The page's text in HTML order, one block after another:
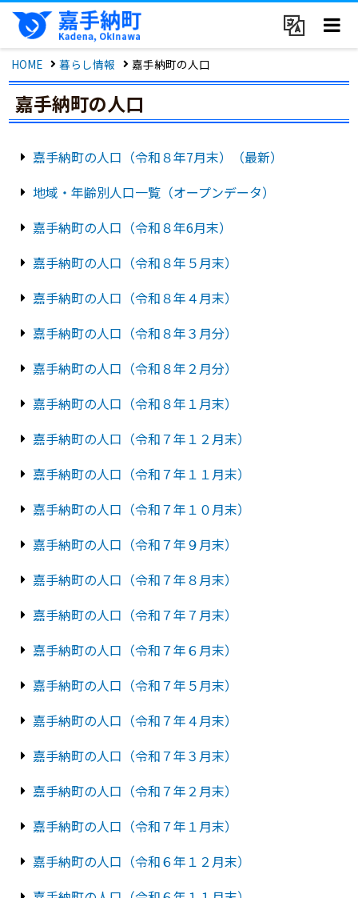
HOME 暮らし情報 嘉手納町の人口
嘉手納町の人口
嘉手納町の人口（令和８年7月末）（最新）
地域・年齢別人口一覧（オープンデータ）
嘉手納町の人口（令和８年6月末）
嘉手納町の人口（令和８年５月末）
嘉手納町の人口（令和８年４月末）
嘉手納町の人口（令和８年３月分）
嘉手納町の人口（令和８年２月分）
嘉手納町の人口（令和８年１月末）
嘉手納町の人口（令和７年１２月末）
嘉手納町の人口（令和７年１１月末）
嘉手納町の人口（令和７年１０月末）
嘉手納町の人口（令和７年９月末）
嘉手納町の人口（令和７年８月末）
嘉手納町の人口（令和７年７月末）
嘉手納町の人口（令和７年６月末）
嘉手納町の人口（令和７年５月末）
嘉手納町の人口（令和７年４月末）
嘉手納町の人口（令和７年３月末）
嘉手納町の人口（令和７年２月末）
嘉手納町の人口（令和７年１月末）
嘉手納町の人口（令和６年１２月末）